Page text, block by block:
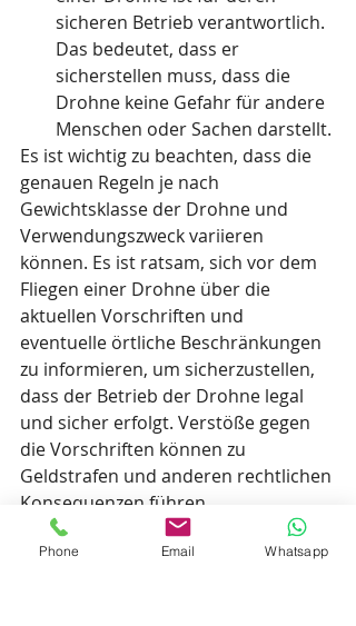
sicheren Betrieb verantwortlich.
Das bedeutet, dass er
sicherstellen muss, dass die
Drohne keine Gefahr für andere
Menschen oder Sachen darstellt.
Es ist wichtig zu beachten, dass die
genauen Regeln je nach
Gewichtsklasse der Drohne und
Verwendungszweck variieren
können. Es ist ratsam, sich vor dem
Fliegen einer Drohne über die
aktuellen Vorschriften und
eventuelle örtliche Beschränkungen
zu informieren, um sicherzustellen,
dass der Betrieb der Drohne legal
und sicher erfolgt. Verstöße gegen
die Vorschriften können zu
Geldstrafen und anderen rechtlichen
Konsequenzen führen.
Phone Email Whatsapp